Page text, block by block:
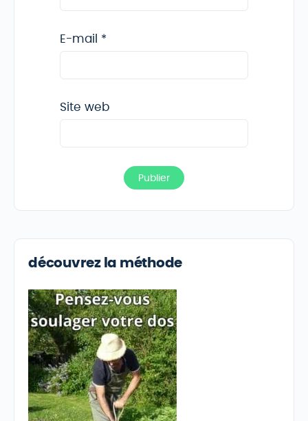
E-mail *
Site web
découvrez la méthode